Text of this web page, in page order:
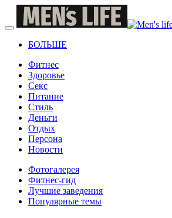
БОЛЬШЕ
Фитнес
Здоровье
Секс
Питание
Стиль
Деньги
Отдых
Персона
Новости
Фотогалерея
Фитнес-гид
Лучшие заведения
Популярные темы